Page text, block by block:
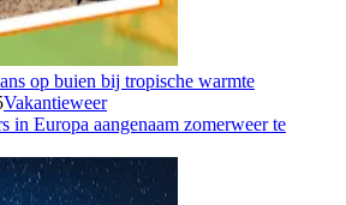
op buien bij tropische warmte
Vakantieweer
in Europa aangenaam zomerweer te